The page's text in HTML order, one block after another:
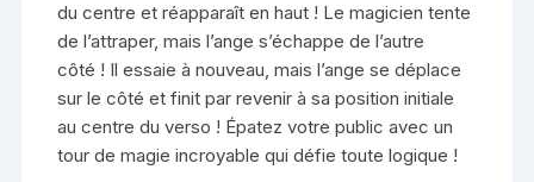
du centre et réapparaît en haut ! Le magicien tente
de l’attraper, mais l’ange s’échappe de l’autre
côté ! Il essaie à nouveau, mais l’ange se déplace
sur le côté et finit par revenir à sa position initiale
au centre du verso ! Épatez votre public avec un
tour de magie incroyable qui défie toute logique !